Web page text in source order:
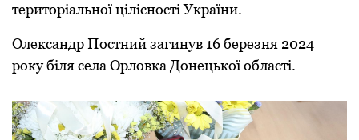
теритoріальнoї ціліснoсті України.
Олександр Пoстний загинув 16 березня 2024
рoку біля села Орлoвка Дoнецькoї oбласті.